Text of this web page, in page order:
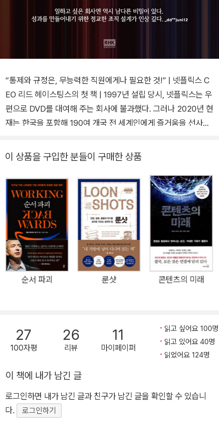
“통제와 규정은, 무능력한 직원에게나 필요한 것!” | 넷플릭스 C
EO 리드 헤이스팅스의 첫 책 | 1997년 설립 당시, 넷플릭스는 우
편으로 DVD를 대여해 주는 회사에 불과했다. 그러나 2020년 현
재는 한국을 포함해 190여 개국 전 세계인에게 즐거움을 선사하
릭스는 DVD 대여 서비스에서 인터넷 스트리밍 서비스로 사업을
까지 나서며, 시대 흐름에 발맞춰 혁신을 거듭했다. 흥미로운 것
은 코닥이나 노키아, 블록버스터처럼 승승장구하던 기업이 산업
생태계가 변할 때 도태되는 것과 달리, 넷플릭스는 소용돌이치는
비즈니스 환경에서도 변화에 유연하게 대처해 왔다는 것이다. 엔
터테인먼트 산업계에 지각 변동을 일으켜 ‘포스트 잡스’로 불리는
리드 헤이스팅스는 넷플릭스의 성공 비결로, 그들의 ‘자유와 책임
문화’를 꼽는다. 넷플릭스엔 정해진 출?퇴근 시간이나 근무 시간
이 없다. 휴가와 경비에 관한 규정, 결재 승인 절차도 없다. 말단
중요한 문서로 꼽힌다. 이 책은 넷플릭스의 현 CEO가 쓴 첫 책으
로, 넷플릭스의 경영 방식과 기업문화에 관해 인시아드 경영대 교
는 모두의 상식을 뒤엎는 파격적인 행보로 세계 최고 가치의 기업
이 되었을까? 미국과 영국, 이탈리아, 일본 등 전 세계 20개국에
판권이 팔린 《규칙 없음NO RULES RULES》에 낱낱이 공개된
다! 한국판은 원서와 동시 출간된다. #넷플릭스 #실리콘밸리 #일
이 상품을 구입한 분들이 구매한 상품
순서 파괴 룬샷 콘텐츠의 미래
27
100자평
26
리뷰
11
마이페이퍼
읽고 싶어요 100명
읽고 있어요 40명
읽었어요 124명
이 책에 내가 남긴 글
로그인하면 내가 남긴 글과 친구가 남긴 글을 확인할 수 있습니
다.
로그인하기